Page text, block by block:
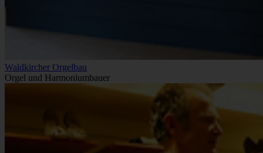
Waldkircher Orgelbau
Orgel und Harmoniumbauer